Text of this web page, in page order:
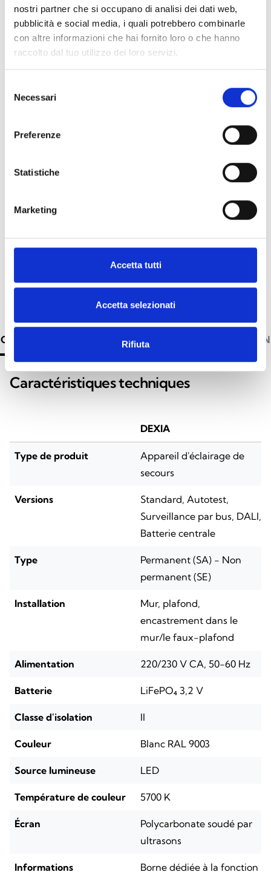
nostri partner che si occupano di analisi dei dati web,
pubblicità e social media, i quali potrebbero combinarle
con altre informazioni che hai fornito loro o che hanno
raccolto dal tuo utilizzo dei loro servizi.
delNecessari
Preferenze
Statistiche
Marketing
Accetta tutti
Accetta selezionati
Rifiuta
connexion au bus de
communication
Lampe autoalimentée avec
interface DALI conforme à la
CARACTÉRISTIQUES TECHNIQUES DOCUMENTATION
Caractéristiques techniques
DEXIA
Type de produit
Appareil d'éclairage de
secours
Versions
Standard, Autotest,
Surveillance par bus, DALI,
Batterie centrale
Type
Permanent (SA) - Non
permanent (SE)
Installation
Mur, plafond,
encastrement dans le
mur/le faux-plafond
Alimentation 220/230 V CA, 50-60 Hz
Batterie LiFePO₄ 3,2 V
Classe d'isolation II
Couleur Blanc RAL 9003
Source lumineuse LED
Température de couleur 5700 K
Écran
Polycarbonate soudé par
ultrasons
Informations
Borne dédiée à la fonction